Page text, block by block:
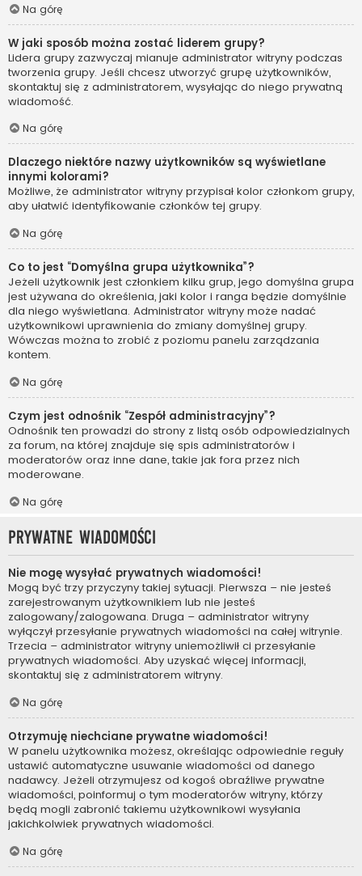
Na górę
W jaki sposób można zostać liderem grupy?
Lidera grupy zazwyczaj mianuje administrator witryny podczas
tworzenia grupy. Jeśli chcesz utworzyć grupę użytkowników,
skontaktuj się z administratorem, wysyłając do niego prywatną
wiadomość.
Na górę
Dlaczego niektóre nazwy użytkowników są wyświetlane
innymi kolorami?
Możliwe, że administrator witryny przypisał kolor członkom grupy,
aby ułatwić identyfikowanie członków tej grupy.
Na górę
Co to jest “Domyślna grupa użytkownika”?
Jeżeli użytkownik jest członkiem kilku grup, jego domyślna grupa
jest używana do określenia, jaki kolor i ranga będzie domyślnie
dla niego wyświetlana. Administrator witryny może nadać
użytkownikowi uprawnienia do zmiany domyślnej grupy.
Wówczas można to zrobić z poziomu panelu zarządzania
kontem.
Na górę
Czym jest odnośnik “Zespół administracyjny”?
Odnośnik ten prowadzi do strony z listą osób odpowiedzialnych
za forum, na której znajduje się spis administratorów i
moderatorów oraz inne dane, takie jak fora przez nich
moderowane.
Na górę
Prywatne wiadomości
Nie mogę wysyłać prywatnych wiadomości!
Mogą być trzy przyczyny takiej sytuacji. Pierwsza – nie jesteś
zarejestrowanym użytkownikiem lub nie jesteś
zalogowany/zalogowana. Druga – administrator witryny
wyłączył przesyłanie prywatnych wiadomości na całej witrynie.
Trzecia – administrator witryny uniemożliwił ci przesyłanie
prywatnych wiadomości. Aby uzyskać więcej informacji,
skontaktuj się z administratorem witryny.
Na górę
Otrzymuję niechciane prywatne wiadomości!
W panelu użytkownika możesz, określając odpowiednie reguły
ustawić automatyczne usuwanie wiadomości od danego
nadawcy. Jeżeli otrzymujesz od kogoś obraźliwe prywatne
wiadomości, poinformuj o tym moderatorów witryny, którzy
będą mogli zabronić takiemu użytkownikowi wysyłania
jakichkolwiek prywatnych wiadomości.
Na górę